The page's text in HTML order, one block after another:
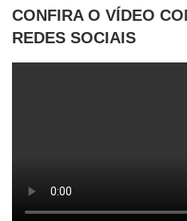
CONFIRA O VÍDEO
REDES SOCIAIS